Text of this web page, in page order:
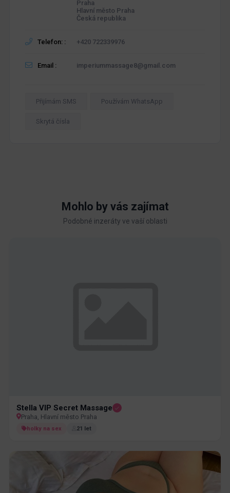
Praha
Hlavní město Praha
Česká republika
Telefon: : +420 722339976
Email : imperiummassage8@gmail.com
Přijímám SMS Používám WhatsApp
Skrytá čísla
Mohlo by vás zajímat
Podobné inzeráty ve vaší oblasti
Stella VIP Secret Massage
Praha, Hlavní město Praha
holky na sex 21 let